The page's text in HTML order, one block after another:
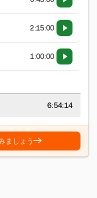
2:15:00
1:00:00
6:54:15
ましょう→